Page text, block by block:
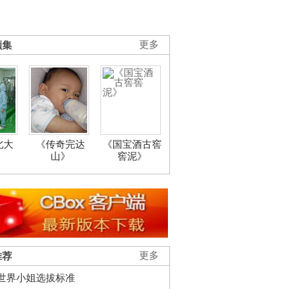
更多
集
大
《传奇完达
山》
《国宝酒古窖
窖泥》
更多
荐
界小姐选拔标准